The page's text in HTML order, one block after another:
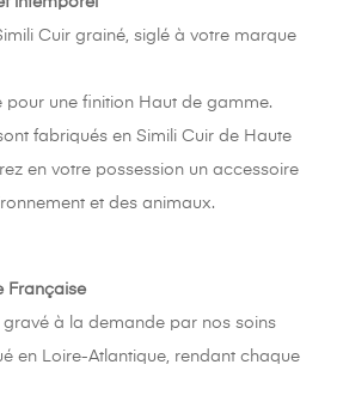
Cuir grainé, siglé à votre marque
pour une finition Haut de gamme.
fabriqués en Simili Cuir de Haute
en votre possession un accessoire
et des animaux.
Française
gravé à la demande par nos soins
en Loire-Atlantique, rendant chaque